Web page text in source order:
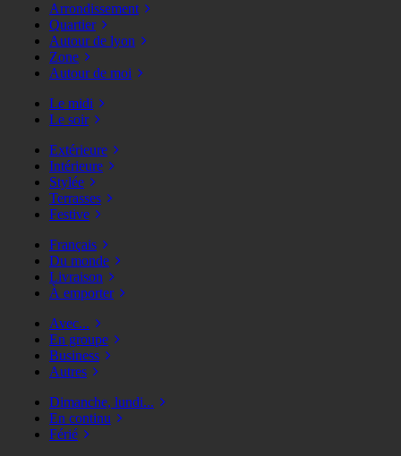
Arrondissement
Quartier
Autour de lyon
Zone
Autour de moi
Le midi
Le soir
Extérieure
Intérieure
Stylée
Terrasses
Festive
Français
Du monde
Livraison
À emporter
Avec...
En groupe
Business
Autres
Dimanche, lundi...
En continu
Férié